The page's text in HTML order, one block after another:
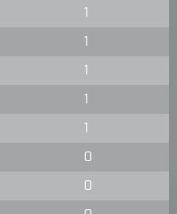
1
1
1
1
1
0
0